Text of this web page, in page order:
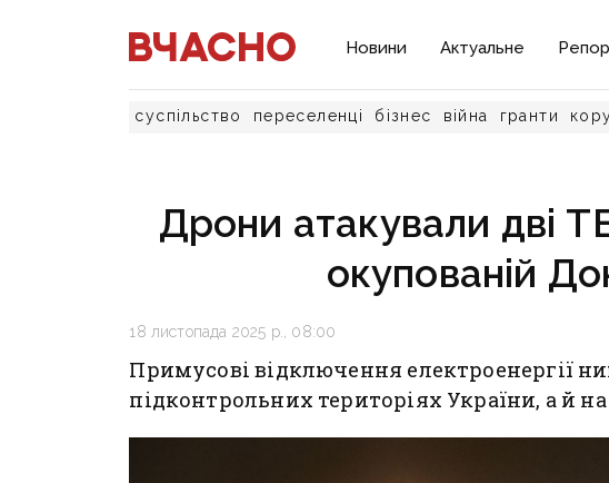
Новини Актуальне
суспільство переселенці бізнес війна гранти
Дрони атакували дві
окупованій
18 листопада 2025 р., 08:00
Примусові відключення електроенергії
підконтрольних територіях України, а й